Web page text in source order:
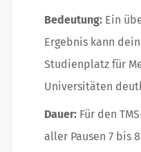
Bedeutung: Ein
Ergebnis kann
Studienplatz für
Universitäten
Dauer: Für den
aller Pausen 7 bis